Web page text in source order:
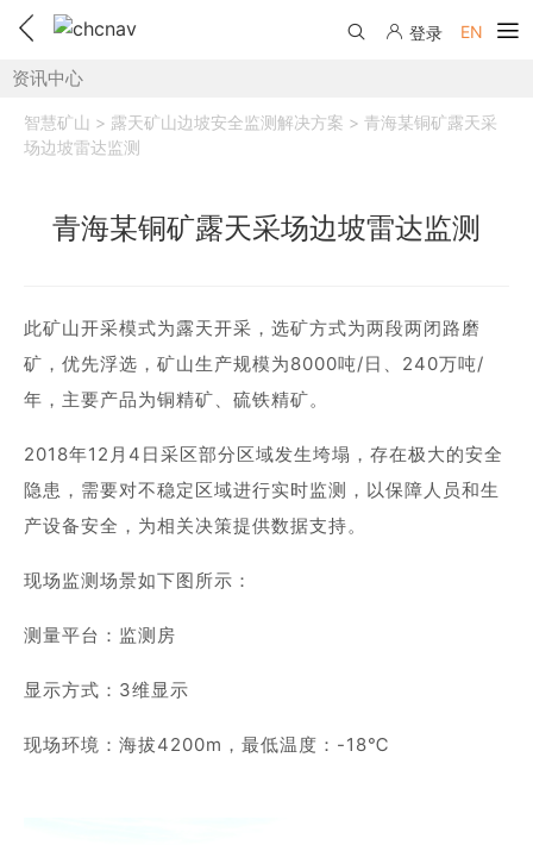
产品中心
解决方案
服务支持
线上自助寄修
维修进度查询
售后服务政策
帮助中心
测绘产品
三维智能
海洋测绘
精准农业
国内分支机构
国内授权经销
活动专区
了解华测
关于华测
加入华测
登录 EN
资讯中心
智慧矿山 > 露天矿山边坡安全监测解决方案 > 青海某铜矿露天采
场边坡雷达监测
青海某铜矿露天采场边坡雷达监测
此矿山开采模式为露天开采，选矿方式为两段两闭路磨
矿，优先浮选，矿山生产规模为8000吨/日、240万吨/
年，主要产品为铜精矿、硫铁精矿。
2018年12月4日采区部分区域发生垮塌，存在极大的安全
隐患，需要对不稳定区域进行实时监测，以保障人员和生
产设备安全，为相关决策提供数据支持。
现场监测场景如下图所示：
测量平台：监测房
显示方式：3维显示
现场环境：海拔4200m，最低温度：-18℃